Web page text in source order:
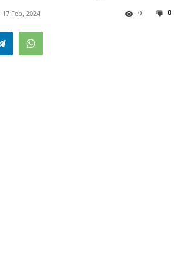
17 Feb, 2024 0
0